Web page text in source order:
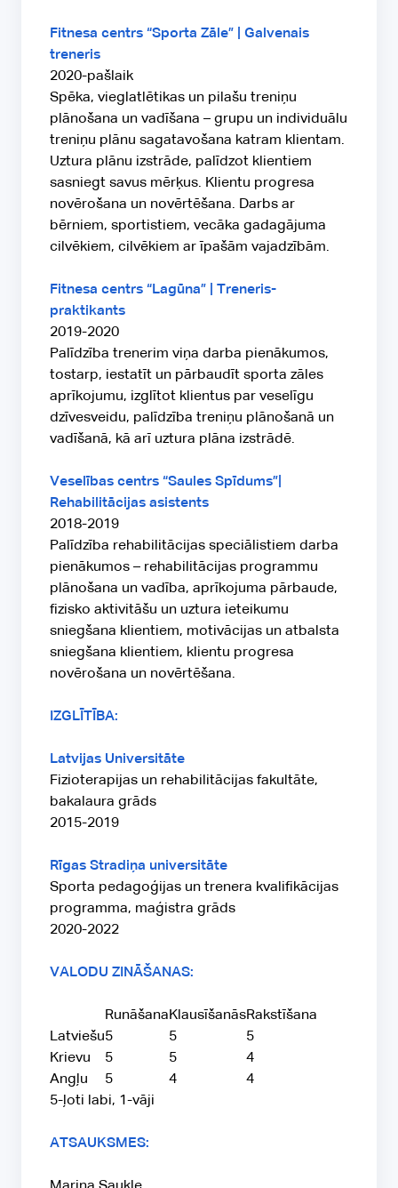
Fitnesa centrs “Sporta Zāle” | Galvenais
treneris
2020-pašlaik
Spēka, vieglatlētikas un pilašu treniņu
plānošana un vadīšana – grupu un individuālu
treniņu plānu sagatavošana katram klientam.
Uztura plānu izstrāde, palīdzot klientiem
sasniegt savus mērķus. Klientu progresa
novērošana un novērtēšana. Darbs ar
bērniem, sportistiem, vecāka gadagājuma
cilvēkiem, cilvēkiem ar īpašām vajadzībām.
Fitnesa centrs “Lagūna” | Treneris-
praktikants
2019-2020
Palīdzība trenerim viņa darba pienākumos,
tostarp, iestatīt un pārbaudīt sporta zāles
aprīkojumu, izglītot klientus par veselīgu
dzīvesveidu, palīdzība treniņu plānošanā un
vadīšanā, kā arī uztura plāna izstrādē.
Veselības centrs “Saules Spīdums”|
Rehabilitācijas asistents
2018-2019
Palīdzība rehabilitācijas speciālistiem darba
pienākumos – rehabilitācijas programmu
plānošana un vadība, aprīkojuma pārbaude,
fizisko aktivitāšu un uztura ieteikumu
sniegšana klientiem, motivācijas un atbalsta
sniegšana klientiem, klientu progresa
novērošana un novērtēšana.
IZGLĪTĪBA:
Latvijas Universitāte
Fizioterapijas un rehabilitācijas fakultāte,
bakalaura grāds
2015-2019
Rīgas Stradiņa universitāte
Sporta pedagoģijas un trenera kvalifikācijas
programma, maģistra grāds
2020-2022
VALODU ZINĀŠANAS:
RunāšanaKlausīšanāsRakstīšana
Latviešu5 5
5
Krievu
5 5
4
Angļu
5 4
4
5-ļoti labi, 1-vāji
ATSAUKSMES: